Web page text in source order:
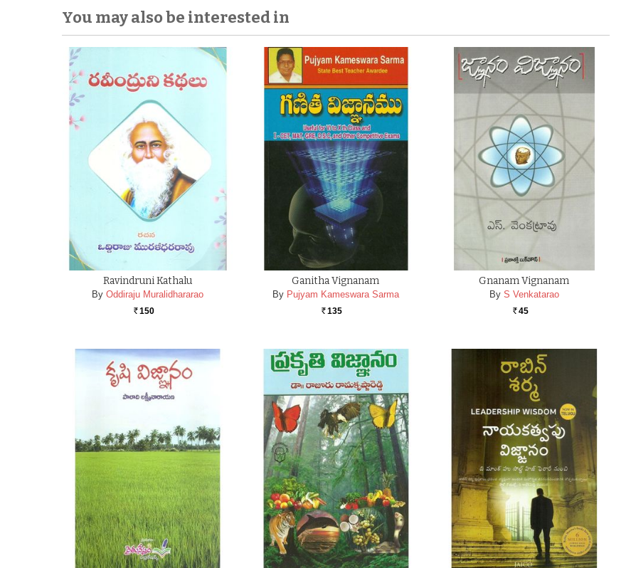
You may also be interested in
Ravindruni Kathalu
By Oddiraju Muralidhararao
Rs. 150
Ganitha Vignanam
By Pujyam Kameswara Sarma
Rs. 135
Gnanam Vignanam
By S Venkatarao
Rs. 45